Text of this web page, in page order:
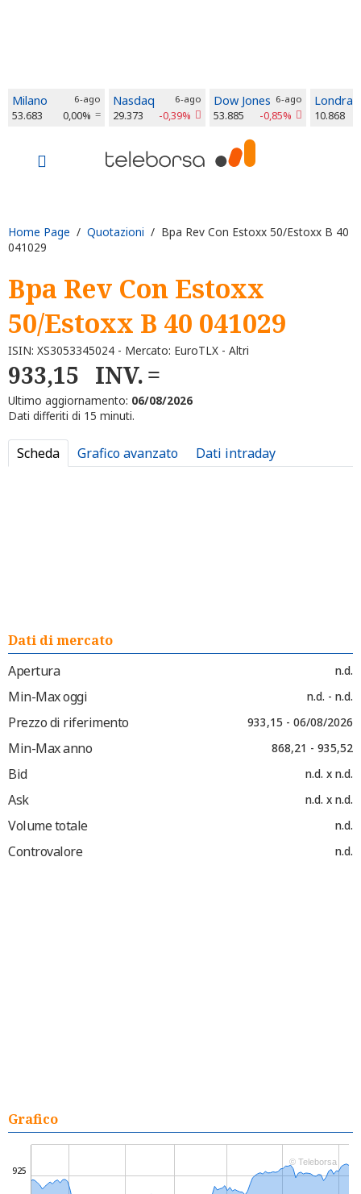
Milano 6-ago
53.683 0,00%
Nasdaq 6-ago
29.373 -0,39%
Dow Jones 6-ago
53.885 -0,85%
Londra
10.868
Home Page / Quotazioni / Bpa Rev Con Estoxx 50/Estoxx B 40
041029
Bpa Rev Con Estoxx
50/Estoxx B 40 041029
ISIN: XS3053345024 - Mercato: EuroTLX - Altri
933,15 INV.
Ultimo aggiornamento: 06/08/2026
Dati differiti di 15 minuti.
Scheda Grafico avanzato Dati intraday
Dati di mercato
Apertura
n.d.
Min-Max oggi n.d. - n.d.
Prezzo di riferimento 933,15 - 06/08/2026
Min-Max anno 868,21 - 935,52
Bid n.d. x n.d.
Ask n.d. x n.d.
Volume totale n.d.
Controvalore n.d.
Grafico
925
© Teleborsa